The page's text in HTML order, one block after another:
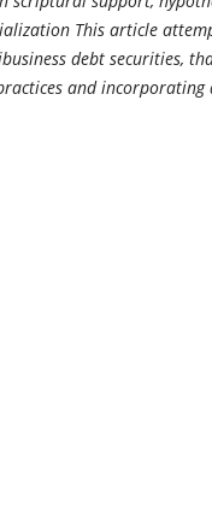
This article
debt securities,
and